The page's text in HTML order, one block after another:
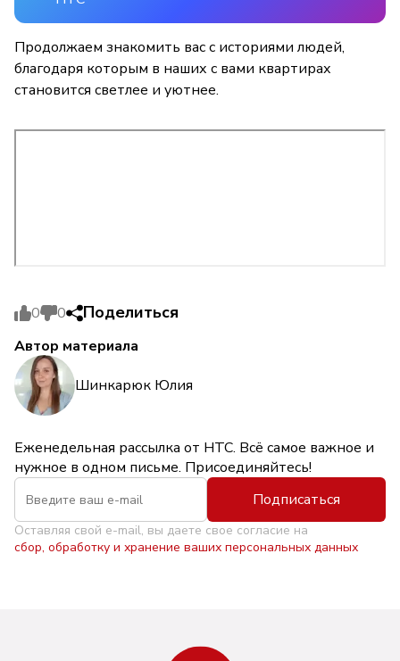
Продолжаем знакомить вас с историями людей,
благодаря которым в наших с вами квартирах
становится светлее и уютнее.
0 0 Поделиться
Автор материала
Шинкарюк Юлия
Еженедельная рассылка от НТС. Всё самое важное и
нужное в одном письме. Присоединяйтесь!
Подписаться
Оставляя свой e-mail, вы даете свое согласие на
сбор, обработку и хранение ваших персональных данных